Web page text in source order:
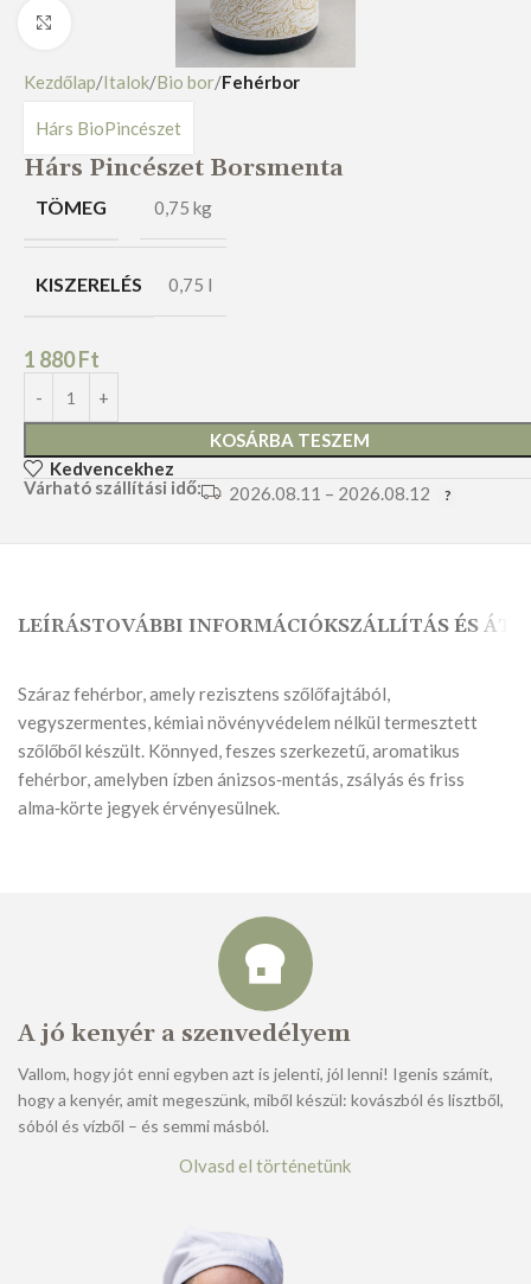
Nagyításhoz kattints ide
Kezdőlap Italok Bio bor Fehérbor
Hárs Pincészet Borsmenta
Hárs BioPincészet
TÖMEG 0,75 kg
KISZERELÉS 0,75 l
1 880Ft
KOSÁRBA TESZEM
Kedvencekhez
Várható szállítási idő:
2026.08.11 – 2026.08.12
LEÍRÁSTOVÁBBI INFORMÁCIÓKSZÁLLÍTÁS ÉS
Száraz fehérbor, amely rezisztens szőlőfajtából,
vegyszermentes, kémiai növényvédelem nélkül termesztett
szőlőből készült. Könnyed, feszes szerkezetű, aromatikus
fehérbor, amelyben ízben ánizsos‑mentás, zsályás és friss
alma‑körte jegyek érvényesülnek.
A jó kenyér a szenvedélyem
Vallom, hogy jót enni egyben azt is jelenti, jól lenni! Igenis számít,
hogy a kenyér, amit megeszünk, miből készül: kovászból és lisztből,
sóból és vízből – és semmi másból.
Olvasd el történetünk